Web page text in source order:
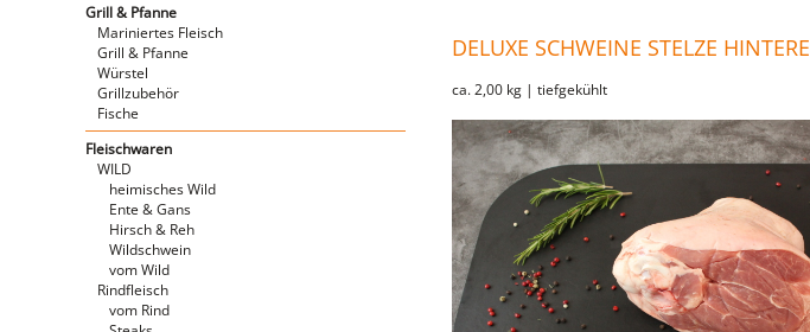
Grill & Pfanne
Mariniertes Fleisch
Grill & Pfanne
Würstel
Grillzubehör
Fische
Fleischwaren
WILD
heimisches Wild
Ente & Gans
Hirsch & Reh
Wildschwein
vom Wild
Rindfleisch
vom Rind
DELUXE SCHWEINE STELZE HINTERE
ca. 2,00 kg | tiefgekühlt